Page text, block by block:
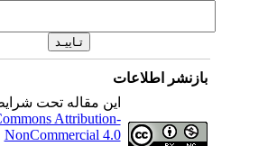
بازنشر اطلاعات
این مقاله تحت
Commons Attribution-
NonCommercial 4.0